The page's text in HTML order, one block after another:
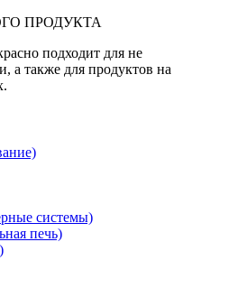
ПРОДУКТА
подходит для не
а также для продуктов на
системы)
печь)